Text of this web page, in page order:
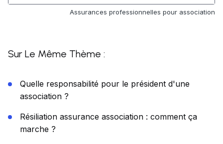
Assurances professionnelles pour association
Sur Le Même Thème :
Quelle responsabilité pour le président d'une
association ?
Résiliation assurance association : comment ça
marche ?